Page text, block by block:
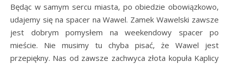
Będąc w samym sercu miasta, po obiedzie obowiązkowo,
udajemy się na spacer na Wawel. Zamek Wawelski zawsze
jest dobrym pomysłem na weekendowy spacer po
mieście. Nie musimy tu chyba pisać, że Wawel jest
przepiękny. Nas od zawsze zachwyca złota kopuła Kaplicy